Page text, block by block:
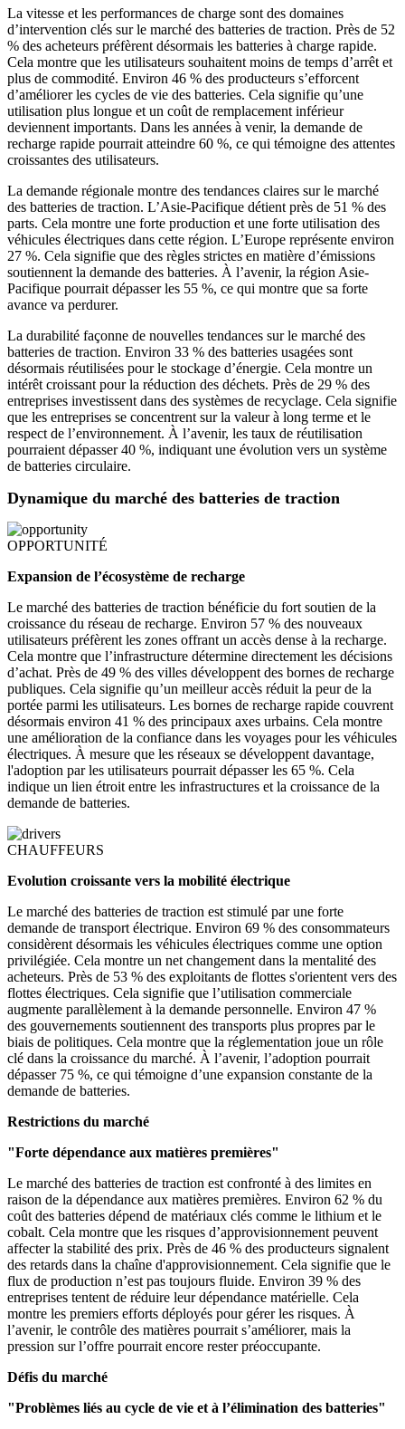
La vitesse et les performances de charge sont des domaines
d’intervention clés sur le marché des batteries de traction. Près de 52
% des acheteurs préfèrent désormais les batteries à charge rapide.
Cela montre que les utilisateurs souhaitent moins de temps d’arrêt et
plus de commodité. Environ 46 % des producteurs s’efforcent
d’améliorer les cycles de vie des batteries. Cela signifie qu’une
utilisation plus longue et un coût de remplacement inférieur
deviennent importants. Dans les années à venir, la demande de
recharge rapide pourrait atteindre 60 %, ce qui témoigne des attentes
croissantes des utilisateurs.
La demande régionale montre des tendances claires sur le marché
des batteries de traction. L’Asie-Pacifique détient près de 51 % des
parts. Cela montre une forte production et une forte utilisation des
véhicules électriques dans cette région. L’Europe représente environ
27 %. Cela signifie que des règles strictes en matière d’émissions
soutiennent la demande des batteries. À l’avenir, la région Asie-
Pacifique pourrait dépasser les 55 %, ce qui montre que sa forte
avance va perdurer.
La durabilité façonne de nouvelles tendances sur le marché des
batteries de traction. Environ 33 % des batteries usagées sont
désormais réutilisées pour le stockage d’énergie. Cela montre un
intérêt croissant pour la réduction des déchets. Près de 29 % des
entreprises investissent dans des systèmes de recyclage. Cela signifie
que les entreprises se concentrent sur la valeur à long terme et le
respect de l’environnement. À l’avenir, les taux de réutilisation
pourraient dépasser 40 %, indiquant une évolution vers un système
de batteries circulaire.
Dynamique du marché des batteries de traction
OPPORTUNITÉ
Expansion de l’écosystème de recharge
Le marché des batteries de traction bénéficie du fort soutien de la
croissance du réseau de recharge. Environ 57 % des nouveaux
utilisateurs préfèrent les zones offrant un accès dense à la recharge.
Cela montre que l’infrastructure détermine directement les décisions
d’achat. Près de 49 % des villes développent des bornes de recharge
publiques. Cela signifie qu’un meilleur accès réduit la peur de la
portée parmi les utilisateurs. Les bornes de recharge rapide couvrent
désormais environ 41 % des principaux axes urbains. Cela montre
une amélioration de la confiance dans les voyages pour les véhicules
électriques. À mesure que les réseaux se développent davantage,
l'adoption par les utilisateurs pourrait dépasser les 65 %. Cela
indique un lien étroit entre les infrastructures et la croissance de la
demande de batteries.
CHAUFFEURS
Evolution croissante vers la mobilité électrique
Le marché des batteries de traction est stimulé par une forte
demande de transport électrique. Environ 69 % des consommateurs
considèrent désormais les véhicules électriques comme une option
privilégiée. Cela montre un net changement dans la mentalité des
acheteurs. Près de 53 % des exploitants de flottes s'orientent vers des
flottes électriques. Cela signifie que l’utilisation commerciale
augmente parallèlement à la demande personnelle. Environ 47 %
des gouvernements soutiennent des transports plus propres par le
biais de politiques. Cela montre que la réglementation joue un rôle
clé dans la croissance du marché. À l’avenir, l’adoption pourrait
dépasser 75 %, ce qui témoigne d’une expansion constante de la
demande de batteries.
Restrictions du marché
"Forte dépendance aux matières premières"
Le marché des batteries de traction est confronté à des limites en
raison de la dépendance aux matières premières. Environ 62 % du
coût des batteries dépend de matériaux clés comme le lithium et le
cobalt. Cela montre que les risques d’approvisionnement peuvent
affecter la stabilité des prix. Près de 46 % des producteurs signalent
des retards dans la chaîne d'approvisionnement. Cela signifie que le
flux de production n’est pas toujours fluide. Environ 39 % des
entreprises tentent de réduire leur dépendance matérielle. Cela
montre les premiers efforts déployés pour gérer les risques. À
l’avenir, le contrôle des matières pourrait s’améliorer, mais la
pression sur l’offre pourrait encore rester préoccupante.
Défis du marché
"Problèmes liés au cycle de vie et à l’élimination des batteries"